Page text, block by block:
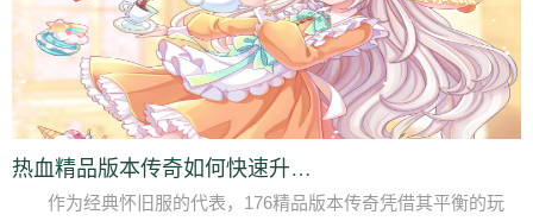
热门私服
新开传奇网站
刚开一秒传奇
新开传奇网站专区 热血精品版本传奇如何快速升级并获取顶级装备？
作为经典怀旧服的代表，176精品版本传奇凭借其平衡的玩